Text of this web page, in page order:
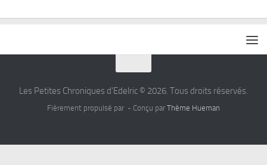
Les Petites Chroniques d'Edelric © 2026. Tous droits réservés.
Fièrement propulsé par - Conçu par Thème Hueman